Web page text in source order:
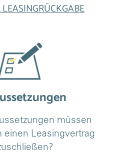
müssen
einen Leasingvertrag